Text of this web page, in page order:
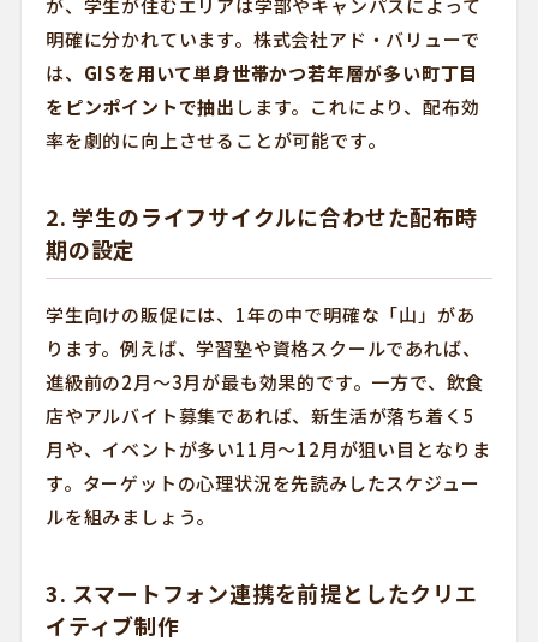
が、学生が住むエリアは学部やキャンパスによって
明確に分かれています。株式会社アド・バリューで
は、 GISを用いて単身世帯かつ若年層が多い町丁目
をピンポイントで抽出 します。これにより、配布効
率を劇的に向上させることが可能です。
2. 学生のライフサイクルに合わせた配布時
期の設定
学生向けの販促には、1年の中で明確な「山」があ
ります。例えば、学習塾や資格スクールであれば、
進級前の2月〜3月が最も効果的です。一方で、飲食
店やアルバイト募集であれば、新生活が落ち着く5
月や、イベントが多い11月〜12月が狙い目となりま
す。ターゲットの心理状況を先読みしたスケジュー
ルを組みましょう。
3. スマートフォン連携を前提としたクリエ
イティブ制作